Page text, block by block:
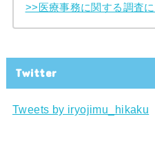
>>医療事務に関する調査
Twitter
Tweets by iryojimu_hikaku